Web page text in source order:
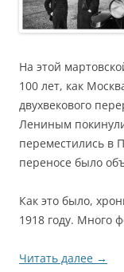
На этой
100 лет, как
двухвекового
Лениным
переместились в
переносе было
Как это было,
1918 году. Много
Читать далее →